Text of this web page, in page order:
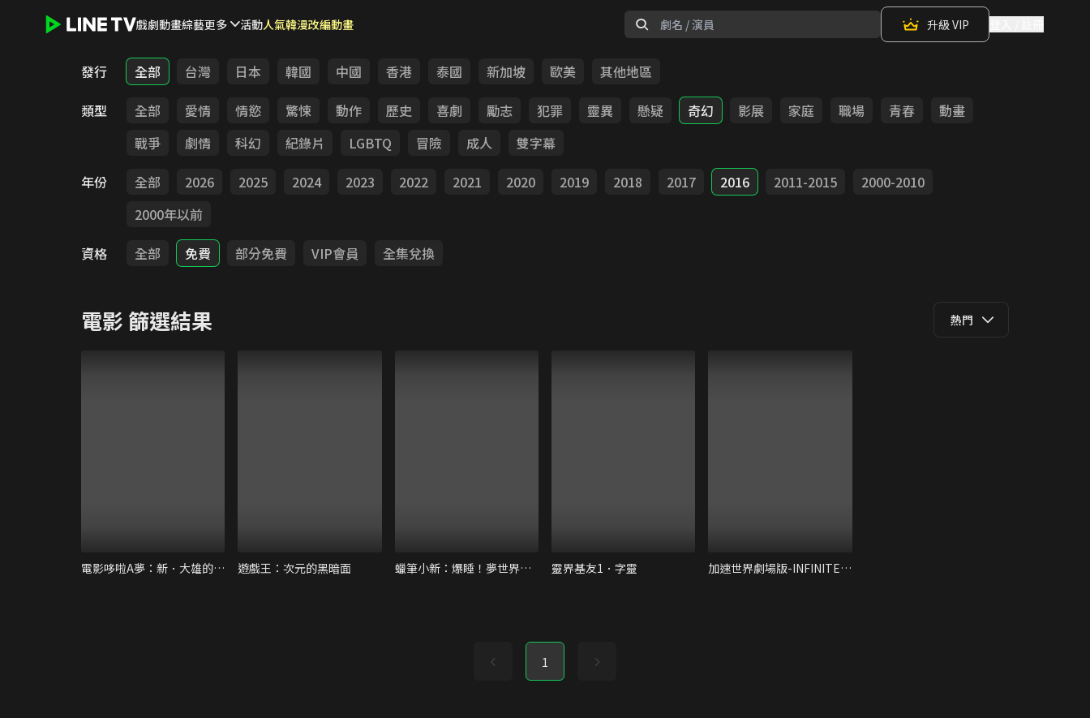
戲劇動畫綜藝更多 活動人氣韓漫改編動畫 升級 VIP
發行 全部 台灣 日本 韓國 中國 香港 泰國 新加坡 歐美
其他地區
類型
全部 愛情 情慾 驚悚 動作 歷史 喜劇 勵志 犯罪 靈異 懸疑 奇幻 影展 家庭 職場 青春
動畫
戰爭
劇情 科幻 紀錄片 LGBTQ 冒險 成人
雙字幕
年份
全部 2026 2025 2024 2023 2022 2021 2020 2019 2018 2017 2016 2011-2015
2000-2010
2000年以前
資格
全部 免費 部分免費 VIP會員 全集兌換
電影 篩選結果 熱門
電影哆啦A夢：新．大雄的日本誕生 遊戲王：次元的黑暗面 蠟筆小新：爆睡！夢世界大作戰！ 靈界基友1．字靈 加速世界劇場版-INFINITE∞ BURST
1